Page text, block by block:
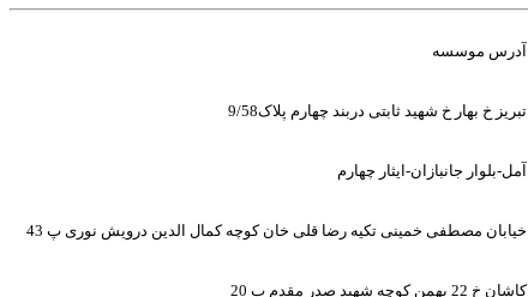
آدرس موسسه
تبریز خ بهار خ شهید ثابتی دربند چهارم پلاک9/58
آمل-بلوار جانبازان-ایثار چهارم
خیابان مصطفی خمینی تکیه رضا قلی خان کوچه کمال الدین درویش نوری پ 43
کاشان خ 22 بهمن کوچه شهید صدر مقدم پ 20